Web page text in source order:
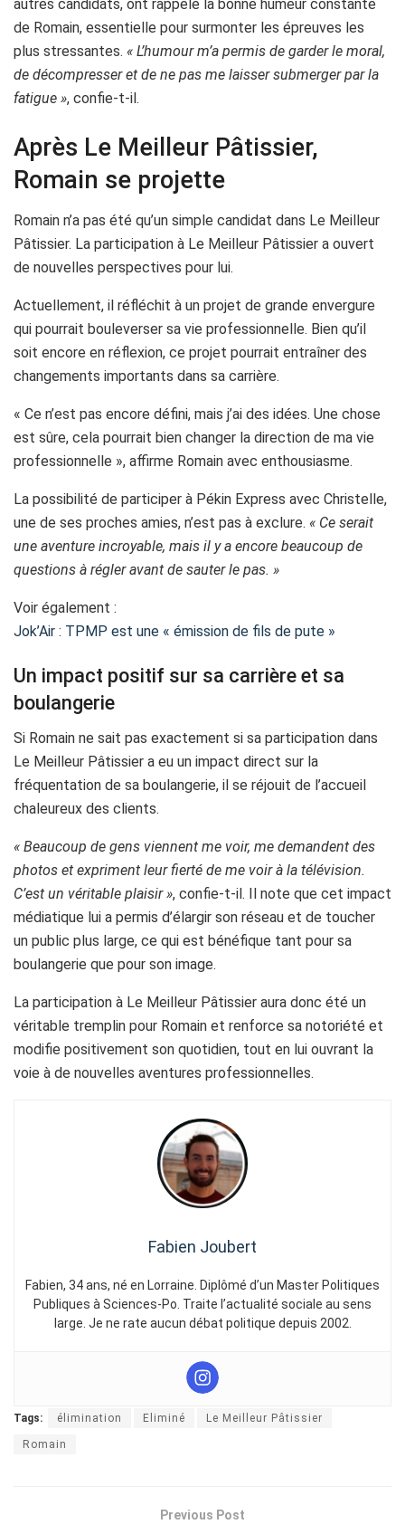
autres candidats, ont rappelé la bonne humeur constante
de Romain, essentielle pour surmonter les épreuves les
plus stressantes. « L’humour m’a permis de garder le moral,
de décompresser et de ne pas me laisser submerger par la
fatigue », confie-t-il.
Après Le Meilleur Pâtissier,
Romain se projette
Romain n’a pas été qu’un simple candidat dans Le Meilleur
Pâtissier. La participation à Le Meilleur Pâtissier a ouvert
de nouvelles perspectives pour lui.
Actuellement, il réfléchit à un projet de grande envergure
qui pourrait bouleverser sa vie professionnelle. Bien qu’il
soit encore en réflexion, ce projet pourrait entraîner des
changements importants dans sa carrière.
« Ce n’est pas encore défini, mais j’ai des idées. Une chose
est sûre, cela pourrait bien changer la direction de ma vie
professionnelle », affirme Romain avec enthousiasme.
La possibilité de participer à Pékin Express avec Christelle,
une de ses proches amies, n’est pas à exclure. « Ce serait
une aventure incroyable, mais il y a encore beaucoup de
questions à régler avant de sauter le pas. »
Voir également :
Jok’Air : TPMP est une « émission de fils de pute »
Un impact positif sur sa carrière et sa
boulangerie
Si Romain ne sait pas exactement si sa participation dans
Le Meilleur Pâtissier a eu un impact direct sur la
fréquentation de sa boulangerie, il se réjouit de l’accueil
chaleureux des clients.
« Beaucoup de gens viennent me voir, me demandent des
photos et expriment leur fierté de me voir à la télévision.
C’est un véritable plaisir », confie-t-il. Il note que cet impact
médiatique lui a permis d’élargir son réseau et de toucher
un public plus large, ce qui est bénéfique tant pour sa
boulangerie que pour son image.
La participation à Le Meilleur Pâtissier aura donc été un
véritable tremplin pour Romain et renforce sa notoriété et
modifie positivement son quotidien, tout en lui ouvrant la
voie à de nouvelles aventures professionnelles.
Fabien Joubert
Fabien, 34 ans, né en Lorraine. Diplômé d’un Master Politiques
Publiques à Sciences-Po. Traite l’actualité sociale au sens
large. Je ne rate aucun débat politique depuis 2002.
Tags: élimination Eliminé Le Meilleur Pâtissier
Romain
Previous Post